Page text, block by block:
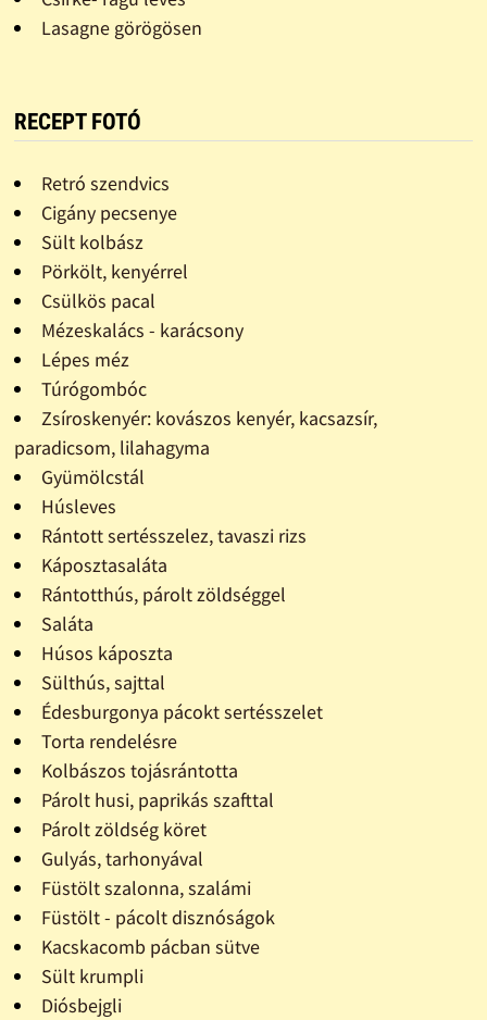
Lasagne görögösen
RECEPT FOTÓ
Retró szendvics
Cigány pecsenye
Sült kolbász
Pörkölt, kenyérrel
Csülkös pacal
Mézeskalács - karácsony
Lépes méz
Túrógombóc
Zsíroskenyér: kovászos kenyér, kacsazsír,
paradicsom, lilahagyma
Gyümölcstál
Húsleves
Rántott sertésszelez, tavaszi rizs
Káposztasaláta
Rántotthús, párolt zöldséggel
Saláta
Húsos káposzta
Sülthús, sajttal
Édesburgonya pácokt sertésszelet
Torta rendelésre
Kolbászos tojásrántotta
Párolt husi, paprikás szafttal
Párolt zöldség köret
Gulyás, tarhonyával
Füstölt szalonna, szalámi
Füstölt - pácolt disznóságok
Kacskacomb pácban sütve
Sült krumpli
Diósbejgli